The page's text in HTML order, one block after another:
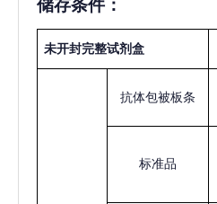
储存条件：
未开封完整试剂盒
抗体包被板条
标准品